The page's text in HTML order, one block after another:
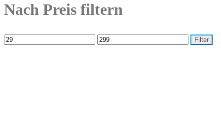
Nach Preis filtern
Filter